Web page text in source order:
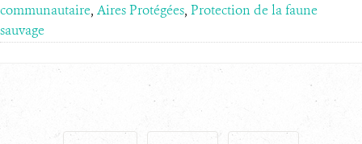
communautaire, Aires Protégées, Protection de la faune
sauvage